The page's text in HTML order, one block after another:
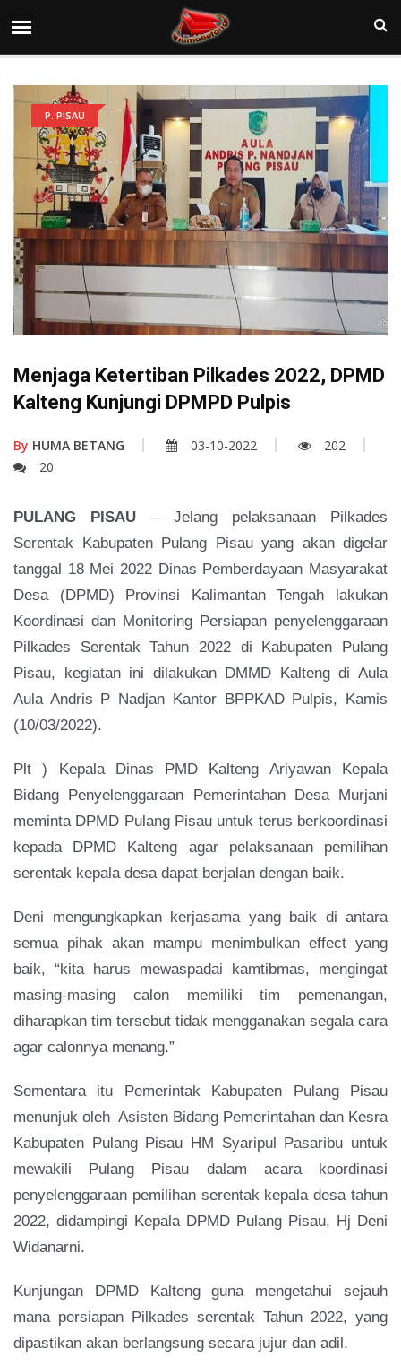
P. PISAU
Menjaga Ketertiban Pilkades 2022, DPMD
Kalteng Kunjungi DPMPD Pulpis
By HUMA BETANG 03-10-2022
202
20
PULANG PISAU – Jelang pelaksanaan Pilkades
Serentak Kabupaten Pulang Pisau yang akan digelar
tanggal 18 Mei 2022 Dinas Pemberdayaan Masyarakat
Desa (DPMD) Provinsi Kalimantan Tengah lakukan
Koordinasi dan Monitoring Persiapan penyelenggaraan
Pilkades Serentak Tahun 2022 di Kabupaten Pulang
Pisau, kegiatan ini dilakukan DMMD Kalteng di Aula
Aula Andris P Nadjan Kantor BPPKAD Pulpis, Kamis
(10/03/2022).
Plt ) Kepala Dinas PMD Kalteng Ariyawan Kepala
Bidang Penyelenggaraan Pemerintahan Desa Murjani
meminta DPMD Pulang Pisau untuk terus berkoordinasi
kepada DPMD Kalteng agar pelaksanaan pemilihan
serentak kepala desa dapat berjalan dengan baik.
Deni mengungkapkan kerjasama yang baik di antara
semua pihak akan mampu menimbulkan effect yang
baik, “kita harus mewaspadai kamtibmas, mengingat
masing-masing calon memiliki tim pemenangan,
diharapkan tim tersebut tidak mengganakan segala cara
agar calonnya menang.”
Sementara itu Pemerintak Kabupaten Pulang Pisau
menunjuk oleh Asisten Bidang Pemerintahan dan Kesra
Kabupaten Pulang Pisau HM Syaripul Pasaribu untuk
mewakili Pulang Pisau dalam acara koordinasi
penyelenggaraan pemilihan serentak kepala desa tahun
2022, didampingi Kepala DPMD Pulang Pisau, Hj Deni
Widanarni.
Kunjungan DPMD Kalteng guna mengetahui sejauh
mana persiapan Pilkades serentak Tahun 2022, yang
dipastikan akan berlangsung secara jujur dan adil.